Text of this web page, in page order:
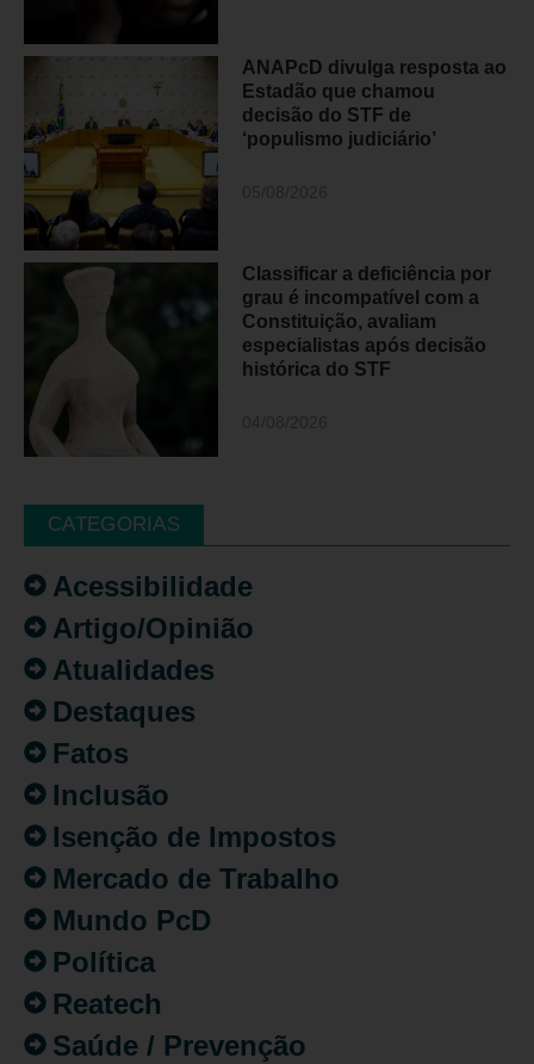
ANAPcD divulga resposta ao
Estadão que chamou
decisão do STF de
‘populismo judiciário’
Classificar a deficiência por
grau é incompatível com a
Constituição, avaliam
especialistas após decisão
histórica do STF
CATEGORIAS
Acessibilidade
Artigo/Opinião
Atualidades
Destaques
Fatos
Inclusão
Isenção de Impostos
Mercado de Trabalho
Mundo PcD
Política
Reatech
Saúde / Prevenção